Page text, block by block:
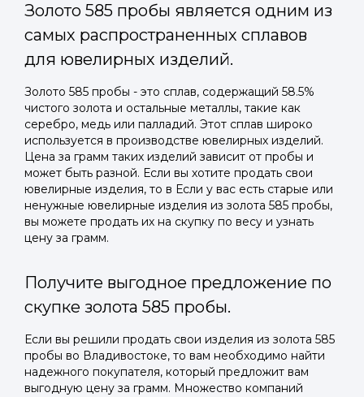
Золото 585 пробы является одним из
самых распространенных сплавов
для ювелирных изделий.
Золото 585 пробы - это сплав, содержащий 58.5%
чистого золота и остальные металлы, такие как
серебро, медь или палладий. Этот сплав широко
используется в производстве ювелирных изделий.
Цена за грамм таких изделий зависит от пробы и
может быть разной. Если вы хотите продать свои
ювелирные изделия, то в Если у вас есть старые или
ненужные ювелирные изделия из золота 585 пробы,
вы можете продать их на скупку по весу и узнать
цену за грамм.
Получите выгодное предложение по
скупке золота 585 пробы.
Если вы решили продать свои изделия из золота 585
пробы во Владивостоке, то вам необходимо найти
надежного покупателя, который предложит вам
выгодную цену за грамм. Множество компаний